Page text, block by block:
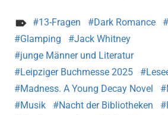
13-Fragen Dark Romance
Glamping
Jack Whitney
junge Männer und Literatur
Leipziger Buchmesse 2025
Madness. A Young Decay Novel
Musik
Nacht der Bibliotheken